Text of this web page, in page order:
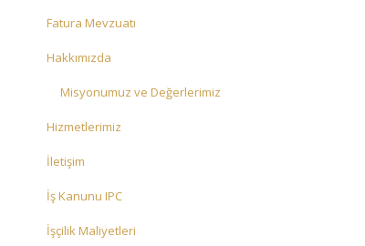
Fatura Mevzuatı
Hakkımızda
Misyonumuz ve Değerlerimiz
Hizmetlerimiz
İletişim
İş Kanunu IPC
İşçilik Maliyetleri